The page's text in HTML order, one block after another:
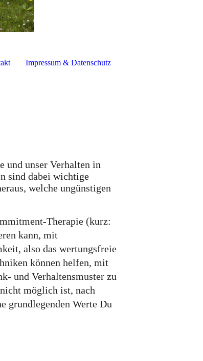
Impressum & Datenschutz
und unser Verhalten in
sind dabei wichtige
welche ungünstigen
Therapie (kurz:
kann, mit
, also das wertungsfreie
können helfen, mit
und Verhaltensmuster zu
möglich ist, nach
grundlegenden Werte Du